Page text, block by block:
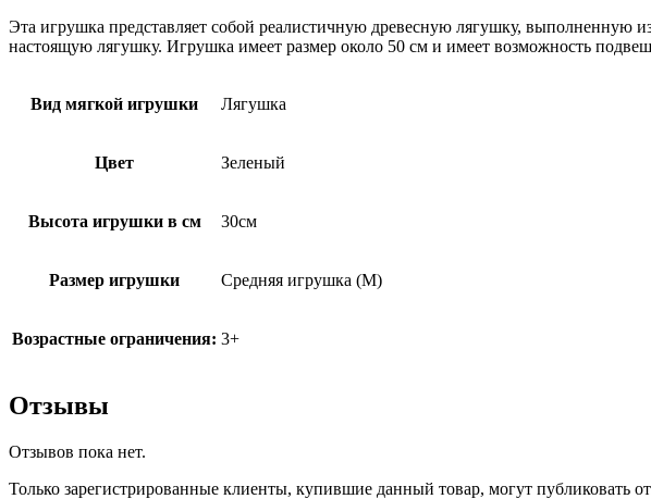
Эта игрушка представляет собой реалистичную древесную лягушку, выполненную
настоящую лягушку. Игрушка имеет размер около 50 см и имеет возможность
Вид мягкой игрушки Лягушка
Цвет Зеленый
Высота игрушки в см 30см
Размер игрушки Средняя игрушка (M)
Возрастные ограничения: 3+
Отзывы
Отзывов пока нет.
Только зарегистрированные клиенты, купившие данный товар, могут публиковать